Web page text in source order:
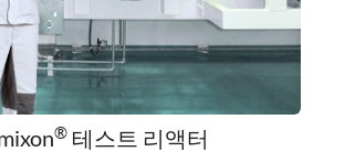
® 테스트 리액터